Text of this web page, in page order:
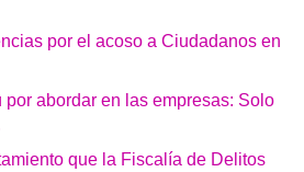
por el acoso a Ciudadanos en
por abordar en las empresas: Solo
que la Fiscalía de Delitos